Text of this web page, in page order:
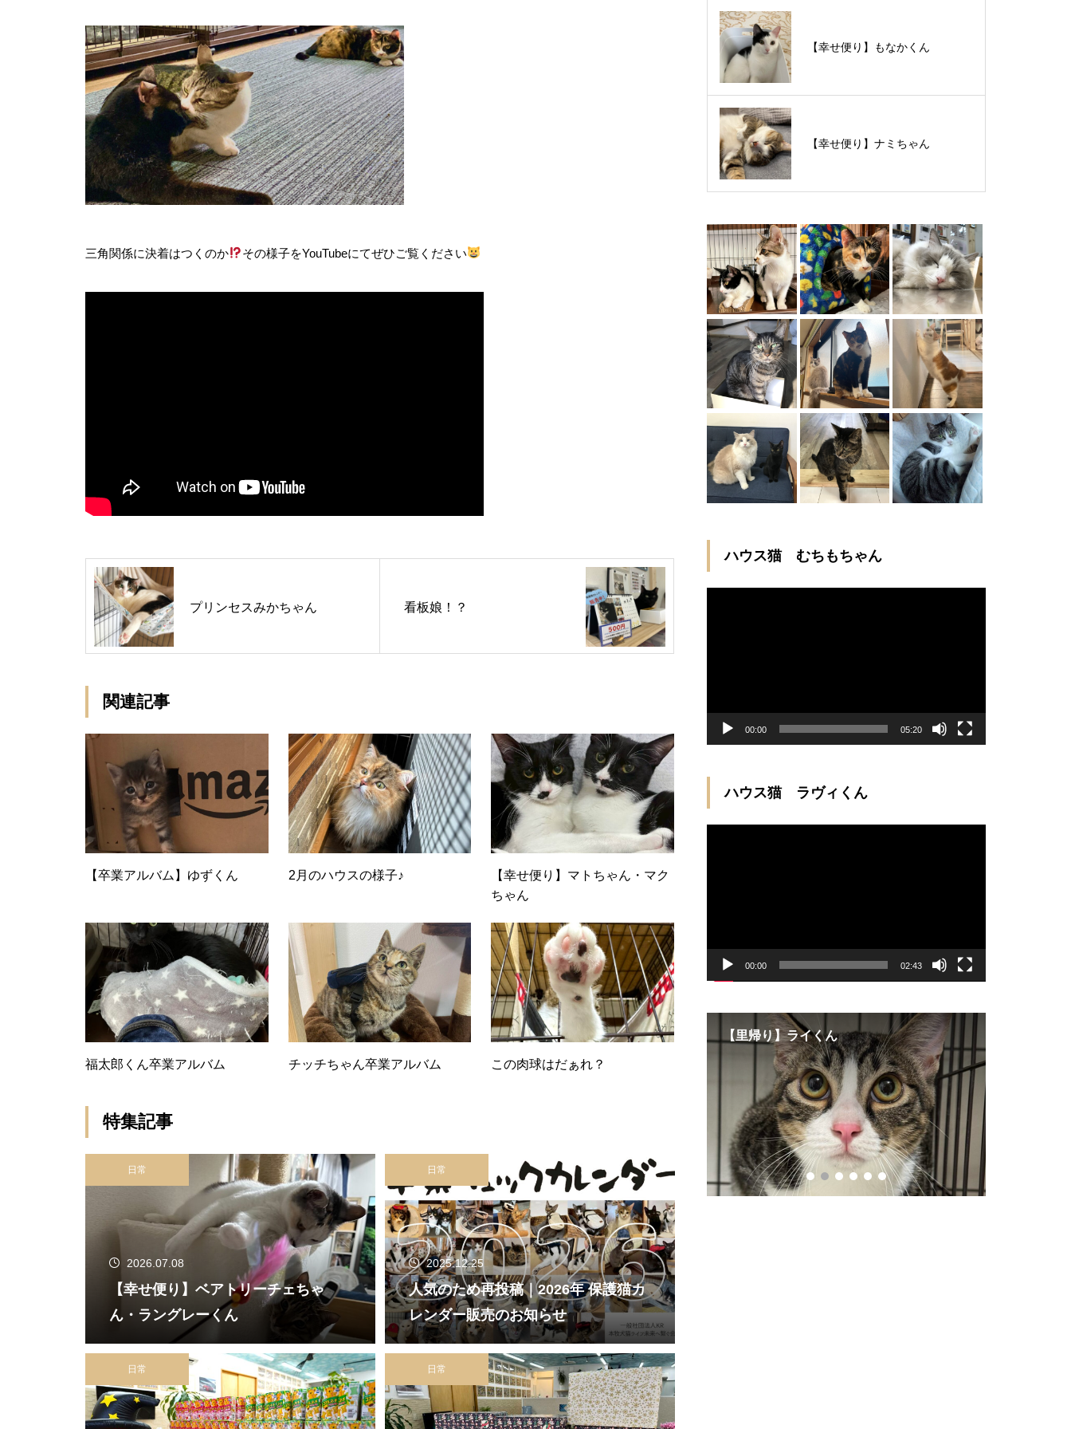
三角関係に決着はつくのか その様子をYouTubeにてぜひご覧ください
プリンセスみかちゃん 看板娘！？
関連記事
【卒業アルバム】ゆずくん 2月のハウスの様子♪
【幸せ便り】マトちゃん・マク
ちゃん
福太郎くん卒業アルバム チッチちゃん卒業アルバム この肉球はだぁれ？
特集記事
日常
2026.07.08
【幸せ便り】ベアトリーチェちゃ
ん・ラングレーくん
日常
2025.12.25
人気のため再投稿｜2026年 保護猫カ
レンダー販売のお知らせ
日常 日常
【幸せ便り】もなかくん
【幸せ便り】ナミちゃん
【里親様募集中】スンスンちゃん
【里親様募集中】タルトくん
ハウス猫 むちもちゃん
00:00 05:20
ハウス猫 ラヴィくん
00:00 02:43
ももちゃんの尻尾について 2024年11月収支報告 【里帰り】ライくん